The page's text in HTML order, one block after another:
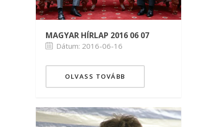
MAGYAR HÍRLAP 2016 06 07
Dátum: 2016-06-16
OLVASS TOVÁBB